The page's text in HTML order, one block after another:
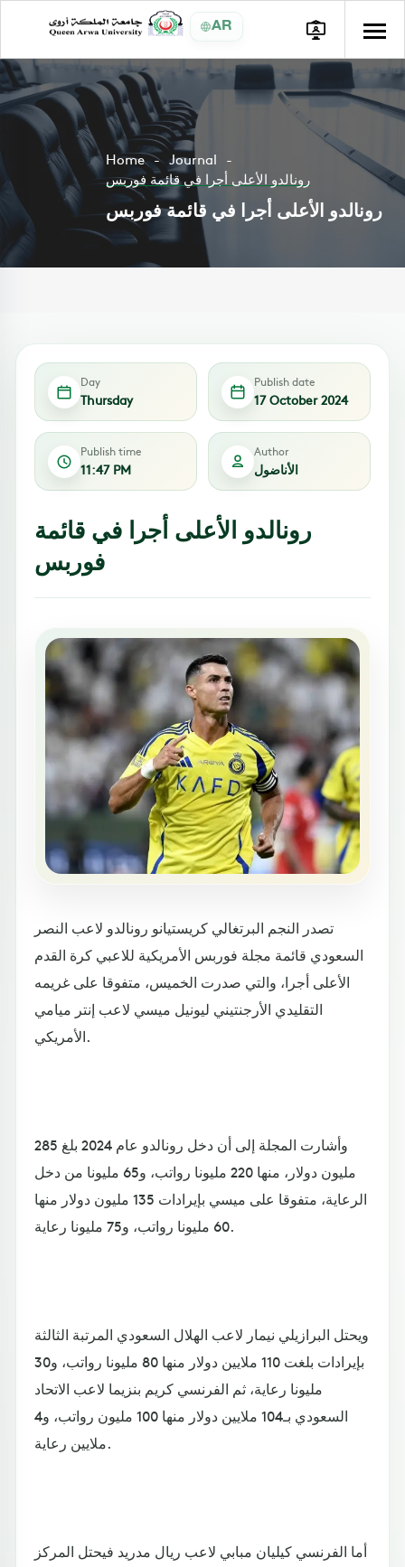
AR
Home
Journal
رونالدو الأعلى أجرا في قائمة فوربس
رونالدو الأعلى أجرا في قائمة فوربس
Day
Thursday
Publish date
17 October 2024
Publish time
11:47 PM
Author
الأناضول
رونالدو الأعلى أجرا في قائمة
فوربس
تصدر النجم البرتغالي كريستيانو رونالدو لاعب النصر
السعودي قائمة مجلة فوربس الأمريكية للاعبي كرة القدم
الأعلى أجرا، والتي صدرت الخميس، متفوقا على غريمه
التقليدي الأرجنتيني ليونيل ميسي لاعب إنتر ميامي
الأمريكي.
وأشارت المجلة إلى أن دخل رونالدو عام 2024 بلغ 285
مليون دولار، منها 220 مليونا رواتب، و65 مليونا من دخل
الرعاية، متفوقا على ميسي بإيرادات 135 مليون دولار منها
60 مليونا رواتب، و75 مليونا رعاية.
ويحتل البرازيلي نيمار لاعب الهلال السعودي المرتبة الثالثة
بإيرادات بلغت 110 ملايين دولار منها 80 مليونا رواتب، و30
مليونا رعاية، ثم الفرنسي كريم بنزيما لاعب الاتحاد
السعودي بـ104 ملايين دولار منها 100 مليون رواتب، و4
ملايين رعاية.
أما الفرنسي كيليان مبابي لاعب ريال مدريد فيحتل المركز